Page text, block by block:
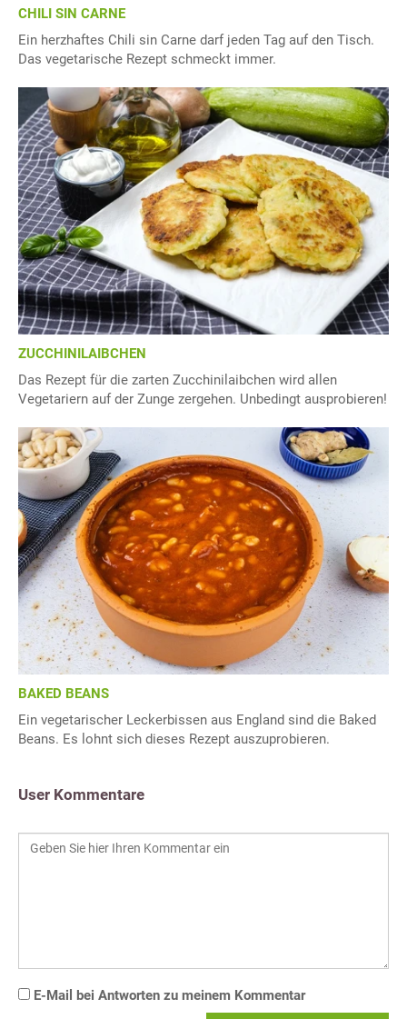
CHILI SIN CARNE
Ein herzhaftes Chili sin Carne darf jeden Tag auf den Tisch.
Das vegetarische Rezept schmeckt immer.
ZUCCHINILAIBCHEN
Das Rezept für die zarten Zucchinilaibchen wird allen
Vegetariern auf der Zunge zergehen. Unbedingt ausprobieren!
BAKED BEANS
Ein vegetarischer Leckerbissen aus England sind die Baked
Beans. Es lohnt sich dieses Rezept auszuprobieren.
User Kommentare
E-Mail bei Antworten zu meinem Kommentar